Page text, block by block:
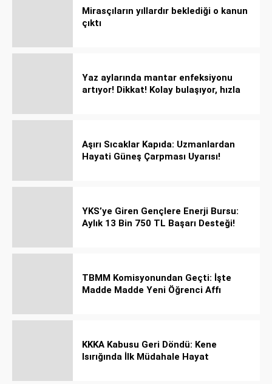
Mirasçıların yıllardır beklediği o kanun
çıktı
Yaz aylarında mantar enfeksiyonu
artıyor! Dikkat! Kolay bulaşıyor, hızla
Aşırı Sıcaklar Kapıda: Uzmanlardan
Hayati Güneş Çarpması Uyarısı!
YKS’ye Giren Gençlere Enerji Bursu:
Aylık 13 Bin 750 TL Başarı Desteği!
TBMM Komisyonundan Geçti: İşte
Madde Madde Yeni Öğrenci Affı
KKKA Kabusu Geri Döndü: Kene
Isırığında İlk Müdahale Hayat